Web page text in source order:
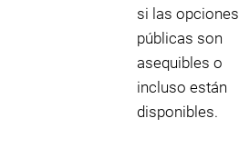
si las opciones
públicas son
asequibles o
incluso están
disponibles.